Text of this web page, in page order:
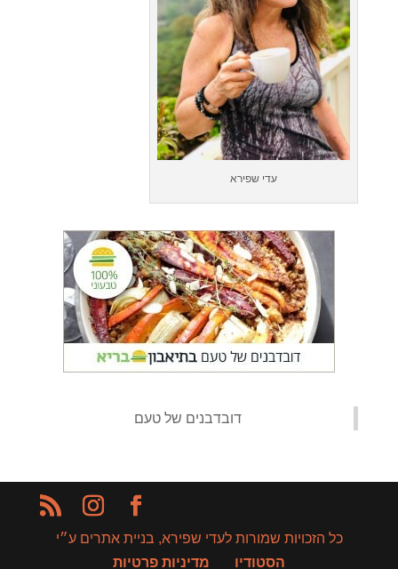
עדי שפירא
‏דובדבנים של טעם‏
כל הזכויות שמורות לעדי שפירא, בניית אתרים ע״י
הסטודיו
מדיניות פרטיות